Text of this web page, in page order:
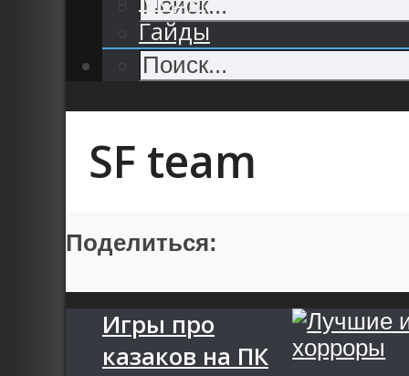
Гайды
SF team
Поделиться:
Игры про
казаков на ПК